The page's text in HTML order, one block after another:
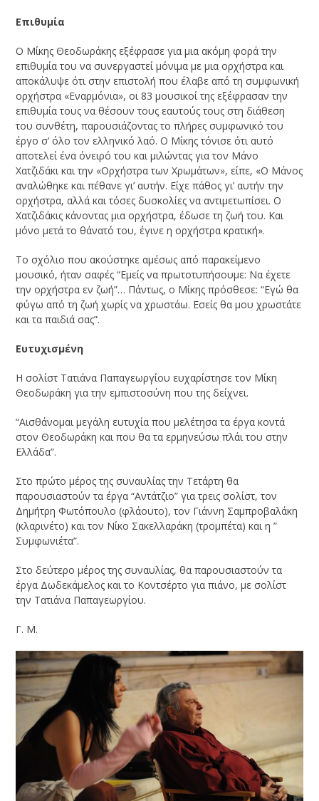
Επιθυμία
Ο Μίκης Θεοδωράκης εξέφρασε για μια ακόμη φορά την
επιθυμία του να συνεργαστεί μόνιμα με μια ορχήστρα και
αποκάλυψε ότι στην επιστολή που έλαβε από τη συμφωνική
ορχήστρα «Εναρμόνια», οι 83 μουσικοί της εξέφρασαν την
επιθυμία τους να θέσουν τους εαυτούς τους στη διάθεση
του συνθέτη, παρουσιάζοντας το πλήρες συμφωνικό του
έργο σ’ όλο τον ελληνικό λαό. Ο Μίκης τόνισε ότι αυτό
αποτελεί ένα όνειρό του και μιλώντας για τον Μάνο
Χατζιδάκι και την «Ορχήστρα των Χρωμάτων», είπε, «Ο Μάνος
αναλώθηκε και πέθανε γι’ αυτήν. Είχε πάθος γι’ αυτήν την
ορχήστρα, αλλά και τόσες δυσκολίες να αντιμετωπίσει. Ο
Χατζιδάκις κάνοντας μια ορχήστρα, έδωσε τη ζωή του. Και
μόνο μετά το θάνατό του, έγινε η ορχήστρα κρατική».
Το σχόλιο που ακούστηκε αμέσως από παρακείμενο
μουσικό, ήταν σαφές “Εμείς να πρωτοτυπήσουμε: Να έχετε
την ορχήστρα εν ζωή”… Πάντως, ο Μίκης πρόσθεσε: “Εγώ θα
φύγω από τη ζωή χωρίς να χρωστάω. Εσείς θα μου χρωστάτε
και τα παιδιά σας”.
Ευτυχισμένη
Η σολίστ Τατιάνα Παπαγεωργίου ευχαρίστησε τον Μίκη
Θεοδωράκη για την εμπιστοσύνη που της δείχνει.
“Αισθάνομαι μεγάλη ευτυχία που μελέτησα τα έργα κοντά
στον Θεοδωράκη και που θα τα ερμηνεύσω πλάι του στην
Ελλάδα”.
Στο πρώτο μέρος της συναυλίας την Τετάρτη θα
παρουσιαστούν τα έργα “Αντάτζιο” για τρεις σολίστ, τον
Δημήτρη Φωτόπουλο (φλάουτο), τον Γιάννη Σαμπροβαλάκη
(κλαρινέτο) και τον Νίκο Σακελλαράκη (τρομπέτα) και η ”
Συμφωνιέτα”.
Στο δεύτερο μέρος της συναυλίας, θα παρουσιαστούν τα
έργα Δωδεκάμελος και το Κοντσέρτο για πιάνο, με σολίστ
την Τατιάνα Παπαγεωργίου.
Γ. Μ.